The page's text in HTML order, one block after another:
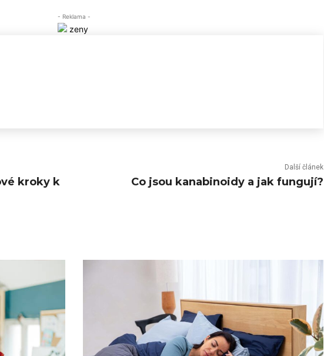
- Reklama -
kroky k
Další článek
Co jsou kanabinoidy a jak fungují?